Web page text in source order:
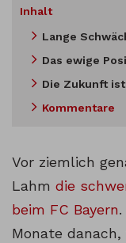
Inhalt
Lange
Das ewige
Die Zukunft
Kommentare
Vor ziemlich
Lahm die
beim FC Bayern
Monate danach,